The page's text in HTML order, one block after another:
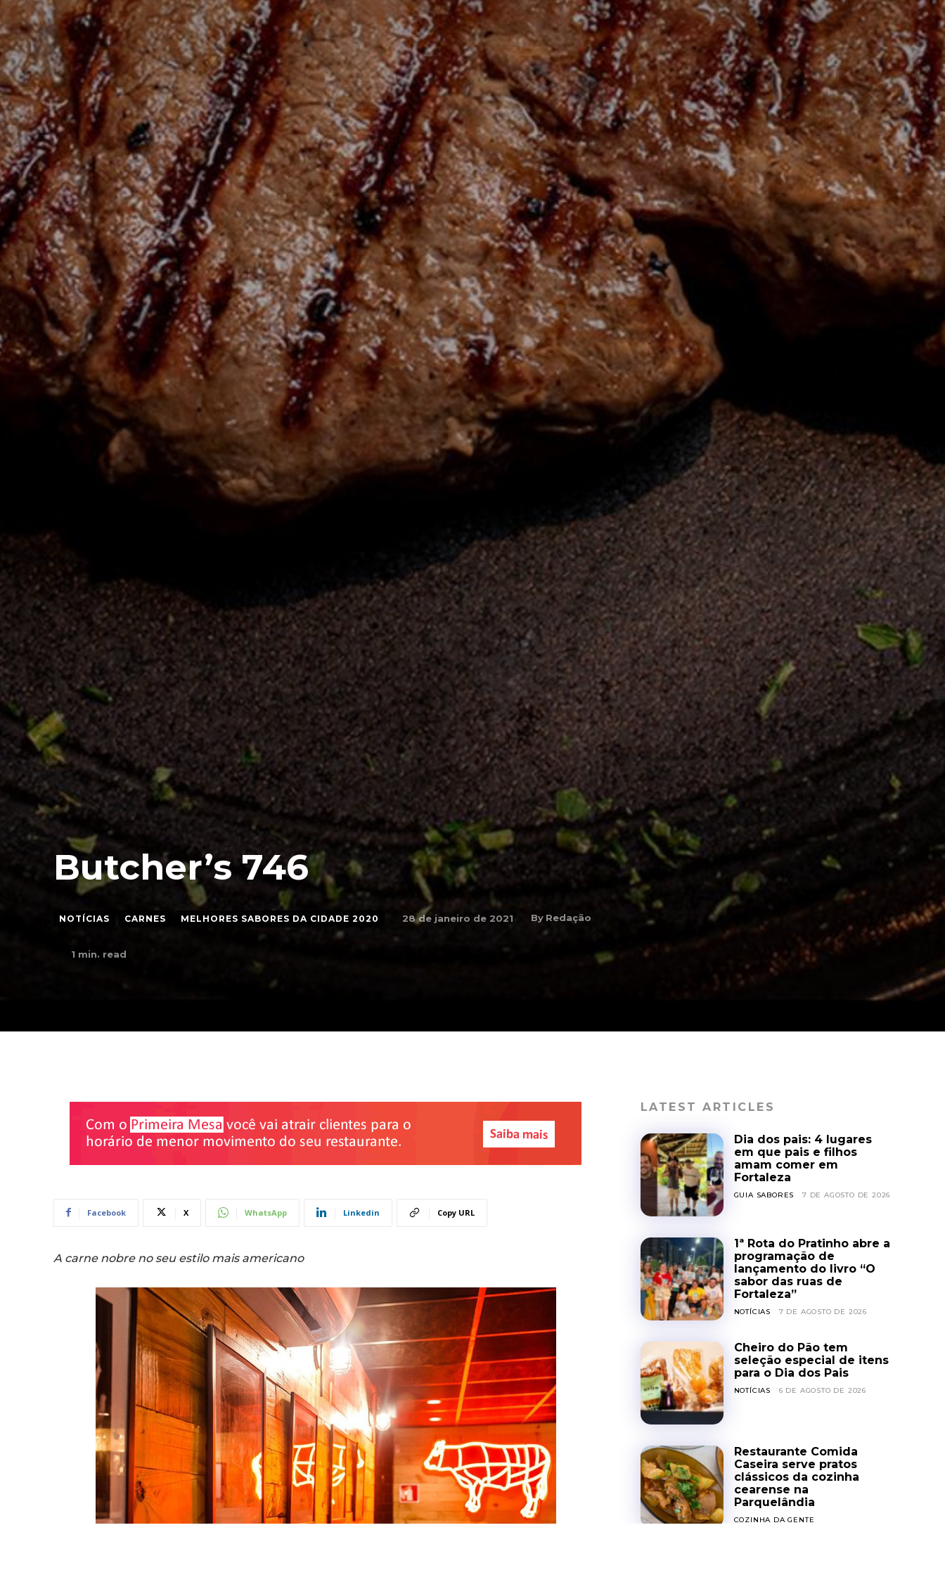
Butcher’s 746
NOTÍCIAS CARNES MELHORES SABORES DA CIDADE 2020 28 de janeiro de 2021 By Redação
1 min. read
Facebook X WhatsApp Linkedin Copy URL
A carne nobre no seu estilo mais americano
LATEST ARTICLES
Dia dos pais: 4 lugares
em que pais e filhos
amam comer em
Fortaleza
GUIA SABORES 7 DE AGOSTO DE 2026
1ª Rota do Pratinho abre a
programação de
lançamento do livro “O
sabor das ruas de
Fortaleza”
NOTÍCIAS 7 DE AGOSTO DE 2026
Cheiro do Pão tem
seleção especial de itens
para o Dia dos Pais
NOTÍCIAS 6 DE AGOSTO DE 2026
Restaurante Comida
Caseira serve pratos
clássicos da cozinha
cearense na
Parquelândia
COZINHA DA GENTE